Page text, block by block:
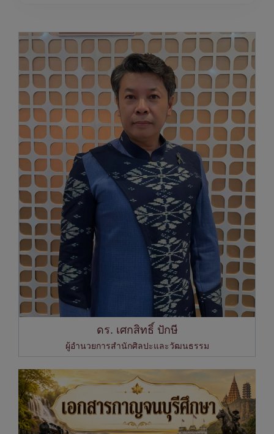
ดร. เศกสิทธิ์ ปักษี
ผู้อำนวยการสำนักศิลปะและวัฒนธรรม